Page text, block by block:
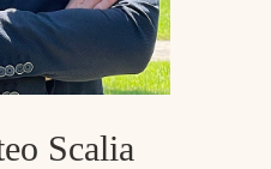
Scalia